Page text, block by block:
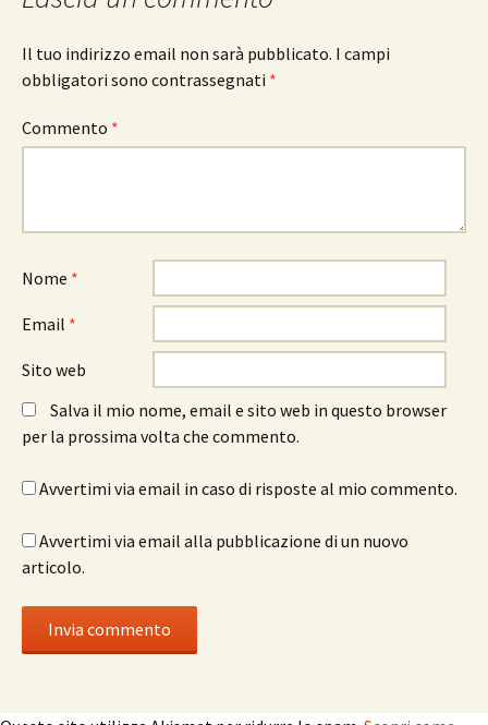
Il tuo indirizzo email non sarà pubblicato. I campi
obbligatori sono contrassegnati *
Commento *
Nome *
Email *
Sito web
Salva il mio nome, email e sito web in questo browser
per la prossima volta che commento.
Avvertimi via email in caso di risposte al mio commento.
Avvertimi via email alla pubblicazione di un nuovo
articolo.